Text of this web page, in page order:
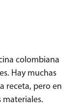
colombiana
Hay muchas
receta, pero en
materiales.